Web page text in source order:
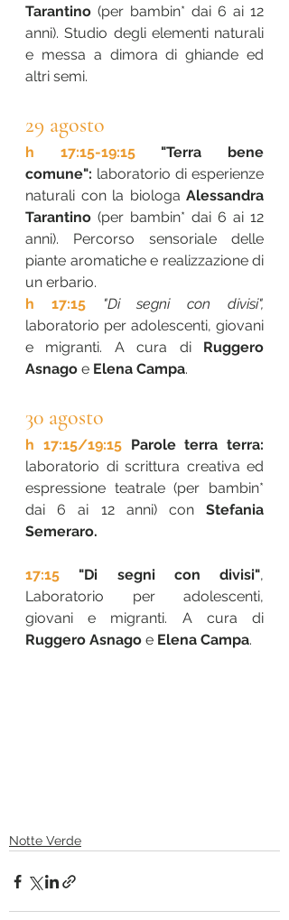
Tarantino (per bambin* dai 6 ai 12
anni). Studio degli elementi naturali
e messa a dimora di ghiande ed
altri semi.
29 agosto
h 17:15-19:15 "Terra bene
comune": laboratorio di esperienze
naturali con la biologa Alessandra
Tarantino (per bambin* dai 6 ai 12
anni). Percorso sensoriale delle
piante aromatiche e realizzazione di
un erbario.
h 17:15
"Di segni con divisi",
laboratorio per adolescenti, giovani
e migranti. A cura di Ruggero
Asnago e Elena Campa.
30 agosto
h 17:15/19:15
laboratorio di scrittura creativa ed
espressione teatrale (per bambin*
dai 6 ai 12 anni) con Stefania
Semeraro.
17:15 "Di segni con divisi",
Laboratorio per adolescenti,
Ruggero Asnago e Elena Campa.
Notte Verde